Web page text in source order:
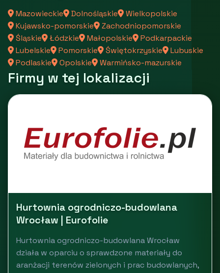
Mazowieckie Dolnośląskie
Wielkopolskie
Kujawsko-pomorskie
Zachodniopomorskie
Śląskie
Łódzkie Małopolskie
Podkarpackie
Lubelskie
Pomorskie Świętokrzyskie
Lubuskie
Podlaskie
Opolskie Warmińsko-mazurskie
Firmy w tej lokalizacji
Hurtownia ogrodniczo-budowlana
Wrocław | Eurofolie
Hurtownia ogrodniczo-budowlana Wrocław
działa w oparciu o sprawdzone materiały do
aranżacji terenów zielonych i prac budowlanych,